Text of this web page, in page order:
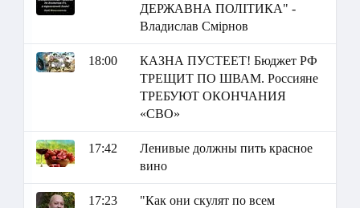
ДЕРЖАВНА ПОЛІТИКА" -
Владислав Смірнов
18:00
КАЗНА ПУСТЕЕТ! Бюджет РФ
ТРЕЩИТ ПО ШВАМ. Россияне
ТРЕБУЮТ ОКОНЧАНИЯ
«СВО»
17:42
Ленивые должны пить красное
вино
17:23
"Как они скулят по всем